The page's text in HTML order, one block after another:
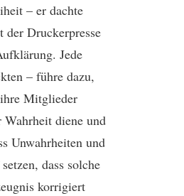
– er dachte
Druckerpresse
Jede
– führe dazu,
Mitglieder
diene und
Unwahrheiten und
dass solche
korrigiert